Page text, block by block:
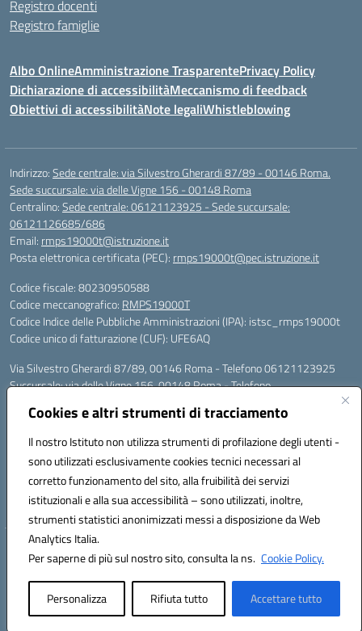
Cookies e altri strumenti di tracciamento
Il nostro Istituto non utilizza strumenti di profilazione degli utenti -
sono utilizzati esclusivamente cookies tecnici necessari al
corretto funzionamento del sito, alla fruibilità dei servizi
istituzionali e alla sua accessibilità – sono utilizzati, inoltre,
strumenti statistici anonimizzati messi a disposizione da Web
Analytics Italia.
Per saperne di più sul nostro sito, consulta la ns. Cookie Policy.
Personalizza Rifiuta tutto Accettare tutto
Registro docenti
Registro famiglie
Albo OnlineAmministrazione TrasparentePrivacy Policy
Dichiarazione di accessibilitàMeccanismo di feedback
Obiettivi di accessibilitàNote legaliWhistleblowing
Indirizzo:Sede centrale: via Silvestro Gherardi 87/89 - 00146 Roma.
Sede succursale: via delle Vigne 156 - 00148 Roma
Centralino:Sede centrale: 06121123925 - Sede succursale:
06121126685/686
Email: rmps19000t@istruzione.it
Posta elettronica certificata (PEC): rmps19000t@pec.istruzione.it
Codice fiscale: 80230950588
Codice meccanografico: RMPS19000T
Codice Indice delle Pubbliche Amministrazioni (IPA): istsc_rmps19000t
Codice unico di fatturazione (CUF): UFE6AQ
Via Silvestro Gherardi 87/89, 00146 Roma - Telefono 06121123925
Succursale: via delle Vigne 156, 00148 Roma - Telefono
Mail: rmps19000t@istruzione.it - PEC: rmps19000t@pec.istruzione.it
Per contatti con il Dirigente Scolastico, utilizzare esclusivamente
Codice univoco ufficio: UFE6AQ
Codice meccanografico: RMPS19000T
Codice fiscale: 80230950588
Hosting & Powered by 3D Solution S.r.l.
Concept & Design by Designers Italia